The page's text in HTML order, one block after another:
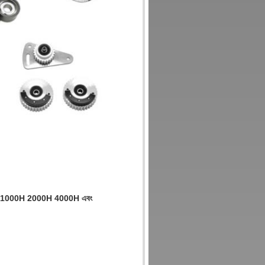
1000H 2000H 4000H এবং